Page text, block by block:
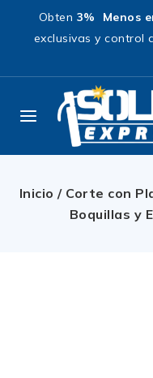
Obten 3% Menos
exclusivas y control
Inicio / Corte con
Boquillas y